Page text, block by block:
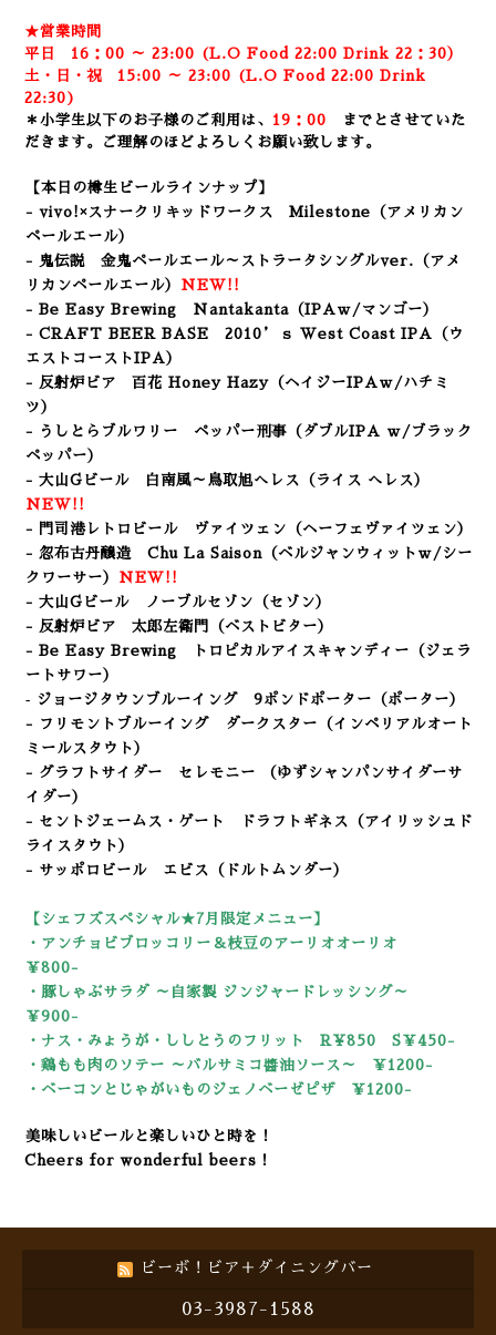
★営業時間
平日 16：00 ～ 23:00 (L.O Food 22:00 Drink 22：30）
土・日・祝 15:00 ～ 23:00 (L.O Food 22:00 Drink
22:30)
＊小学生以下のお子様のご利用は、 19：00
までとさせていた
だきます。ご理解のほどよろしくお願い致します。
【本日の樽生ビールラインナップ】
- vivo!×スナークリキッドワークス Milestone（アメリカン
ペールエール）
- 鬼伝説 金鬼ペールエール～ストラータシングルver. （アメ
リカンペールエール） NEW!!
- Be Easy Brewing Nantakanta（IPAｗ/マンゴー）
- CRAFT BEER BASE 2010’ｓ West Coast IPA （ウ
エストコーストIPA）
- 反射炉ビア 百花 Honey Hazy（ヘイジーIPAｗ/ハチミ
ツ）
- うしとらブルワリー ペッパー刑事 （ダブルIPA ｗ/ブラック
ペッパー）
- 大山Gビール 白南風～鳥取旭へレス
（ライス へレス ）
NEW!!
- 門司港レトロビール ヴァイツェン（ヘーフェヴァイツェン）
- 忽布古丹醸造 Chu La Saison（ベルジャンウィットｗ/シー
クワーサー） NEW!!
- 大山Gビール ノーブルセゾン （セゾン）
- 反射炉ビア 太郎左衛門（ベストビター）
- Be Easy Brewing トロピカルアイスキャンディー（ジェラ
ートサワー）
‐ ジョージタウンブルーイング 9ポンドポーター（ポーター）
- フリモントブルーイング ダークスター（インペリアルオート
ミールスタウト）
- グラフトサイダー セレモニー （ゆずシャンパンサイダーサ
イダー）
- セントジェームス・ゲート ドラフトギネス（アイリッシュド
ライスタウト）
- サッポロビール エビス（ドルトムンダー）
【シェフズスペシャル★7 月限定メニュー】
・アンチョビブロッコリー＆枝豆のアーリオオーリオ
￥800-
・豚しゃぶサラダ ～自家製 ジンジャードレッシング～
￥900-
・ナス・みょうが・ししとうのフリット R¥850 S￥450-
・鶏もも肉のソテー ～バルサミコ醬油ソース～ ￥1200-
・ベーコンとじゃがいものジェノベーゼピザ ￥1200-
美味しいビールと楽しいひと時を！
Cheers for wonderful beers！
ビーボ！ビア＋ダイニングバー
03-3987-1588